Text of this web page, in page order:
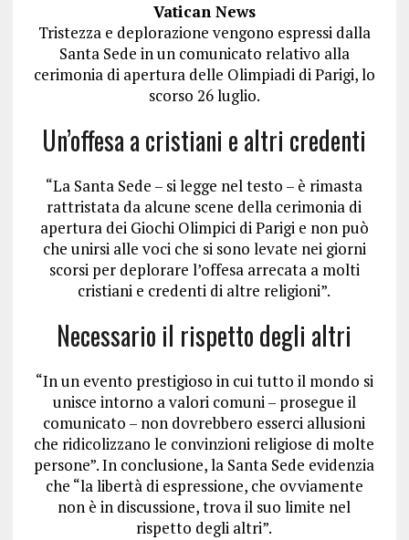
Vatican News
Tristezza e deplorazione vengono espressi dalla
Santa Sede in un comunicato relativo alla
cerimonia di apertura delle Olimpiadi di Parigi, lo
scorso 26 luglio.
Un’offesa a cristiani e altri credenti
“La Santa Sede – si legge nel testo – è rimasta
rattristata da alcune scene della cerimonia di
apertura dei Giochi Olimpici di Parigi e non può
che unirsi alle voci che si sono levate nei giorni
scorsi per deplorare l’offesa arrecata a molti
cristiani e credenti di altre religioni”.
Necessario il rispetto degli altri
“In un evento prestigioso in cui tutto il mondo si
unisce intorno a valori comuni – prosegue il
comunicato – non dovrebbero esserci allusioni
che ridicolizzano le convinzioni religiose di molte
persone”. In conclusione, la Santa Sede evidenzia
che “la libertà di espressione, che ovviamente
non è in discussione, trova il suo limite nel
rispetto degli altri”.